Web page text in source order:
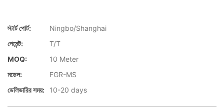
স্টার্ট পোর্ট:
Ningbo/Shanghai
পেমেন্ট:
T/T
MOQ:
10 Meter
মডেল:
FGR-MS
ডেলিভারির সময়:
10-20 days